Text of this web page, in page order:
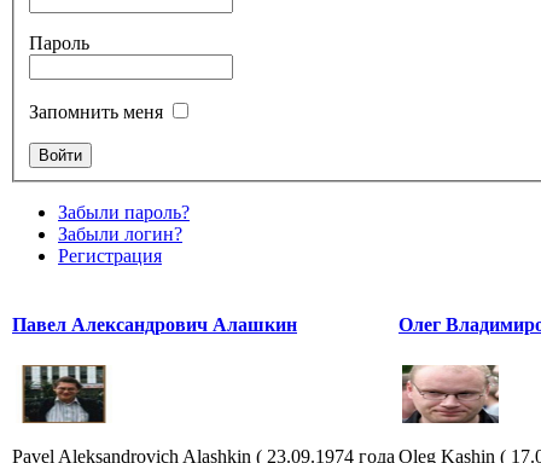
Пароль
Запомнить меня
Забыли пароль?
Забыли логин?
Регистрация
Павел Александрович Алашкин
Pavel Aleksandrovich Alashkin ( 23.09.1974 года
Олег
Oleg Kashin (